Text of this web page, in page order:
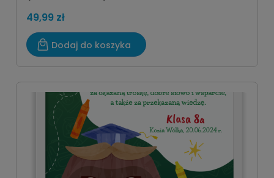
49,99 zł
Dodaj do koszyka